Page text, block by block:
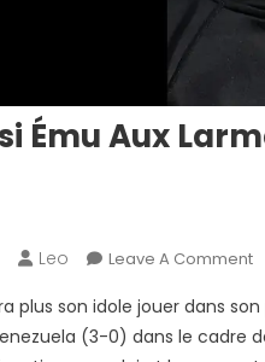
Ému Aux
Leo Leave A CommentOn
plus son idole jouer dans
(3-0) dans le cadre